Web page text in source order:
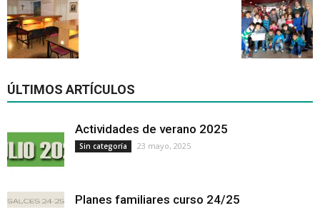
ÚLTIMOS ARTÍCULOS
Actividades de verano 2025
Sin categoría 23 mayo, 2025
Planes familiares curso 24/25